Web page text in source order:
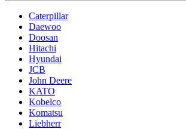
Caterpillar
Daewoo
Doosan
Hitachi
Hyundai
JCB
John Deere
KATO
Kobelco
Komatsu
Liebherr